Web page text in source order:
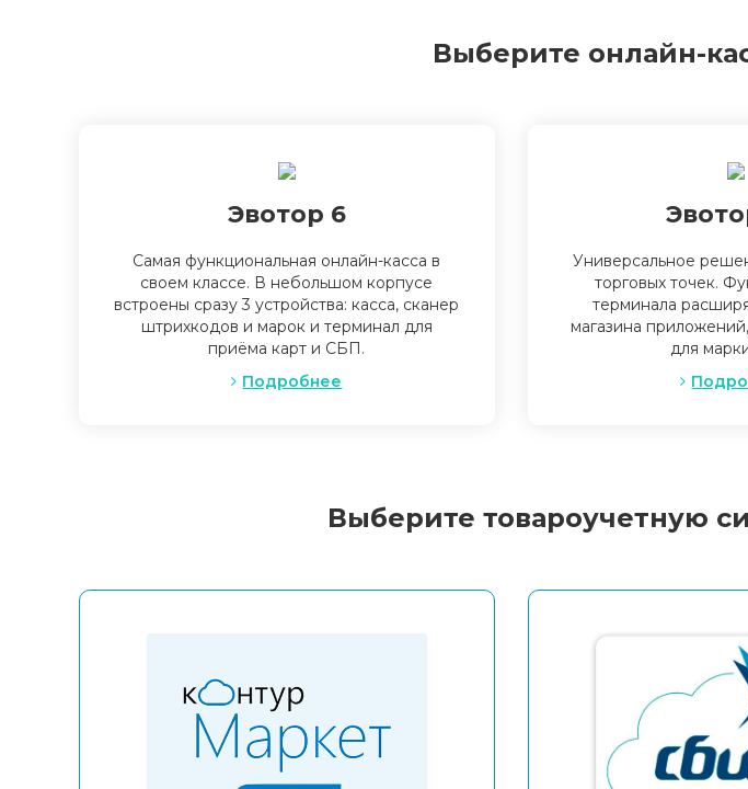
Выберите онлайн-
Эвотор 6
Самая функциональная онлайн-касса в
своем классе. В небольшом корпусе
встроены сразу 3 устройства: касса, сканер
штрихкодов и марок и терминал для
приёма карт и СБП.
Подробнее
Универсальное
торговых точек.
терминала
магазина
для
Выберите товароучетную